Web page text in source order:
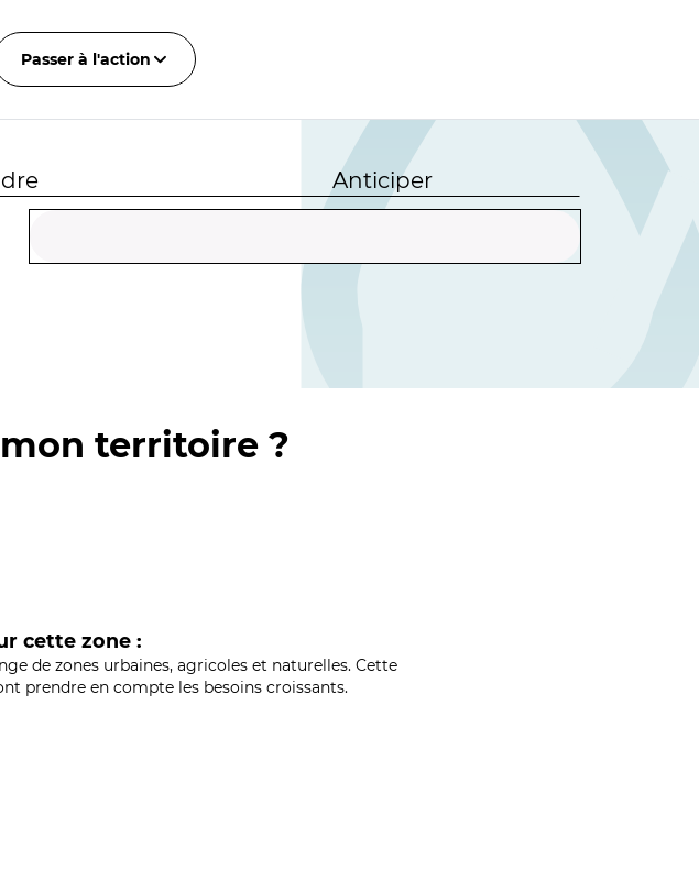
Passer à l'action
Anticiper
territoire ?
cette zone :
de zones urbaines, agricoles et naturelles. Cette
prendre en compte les besoins croissants.